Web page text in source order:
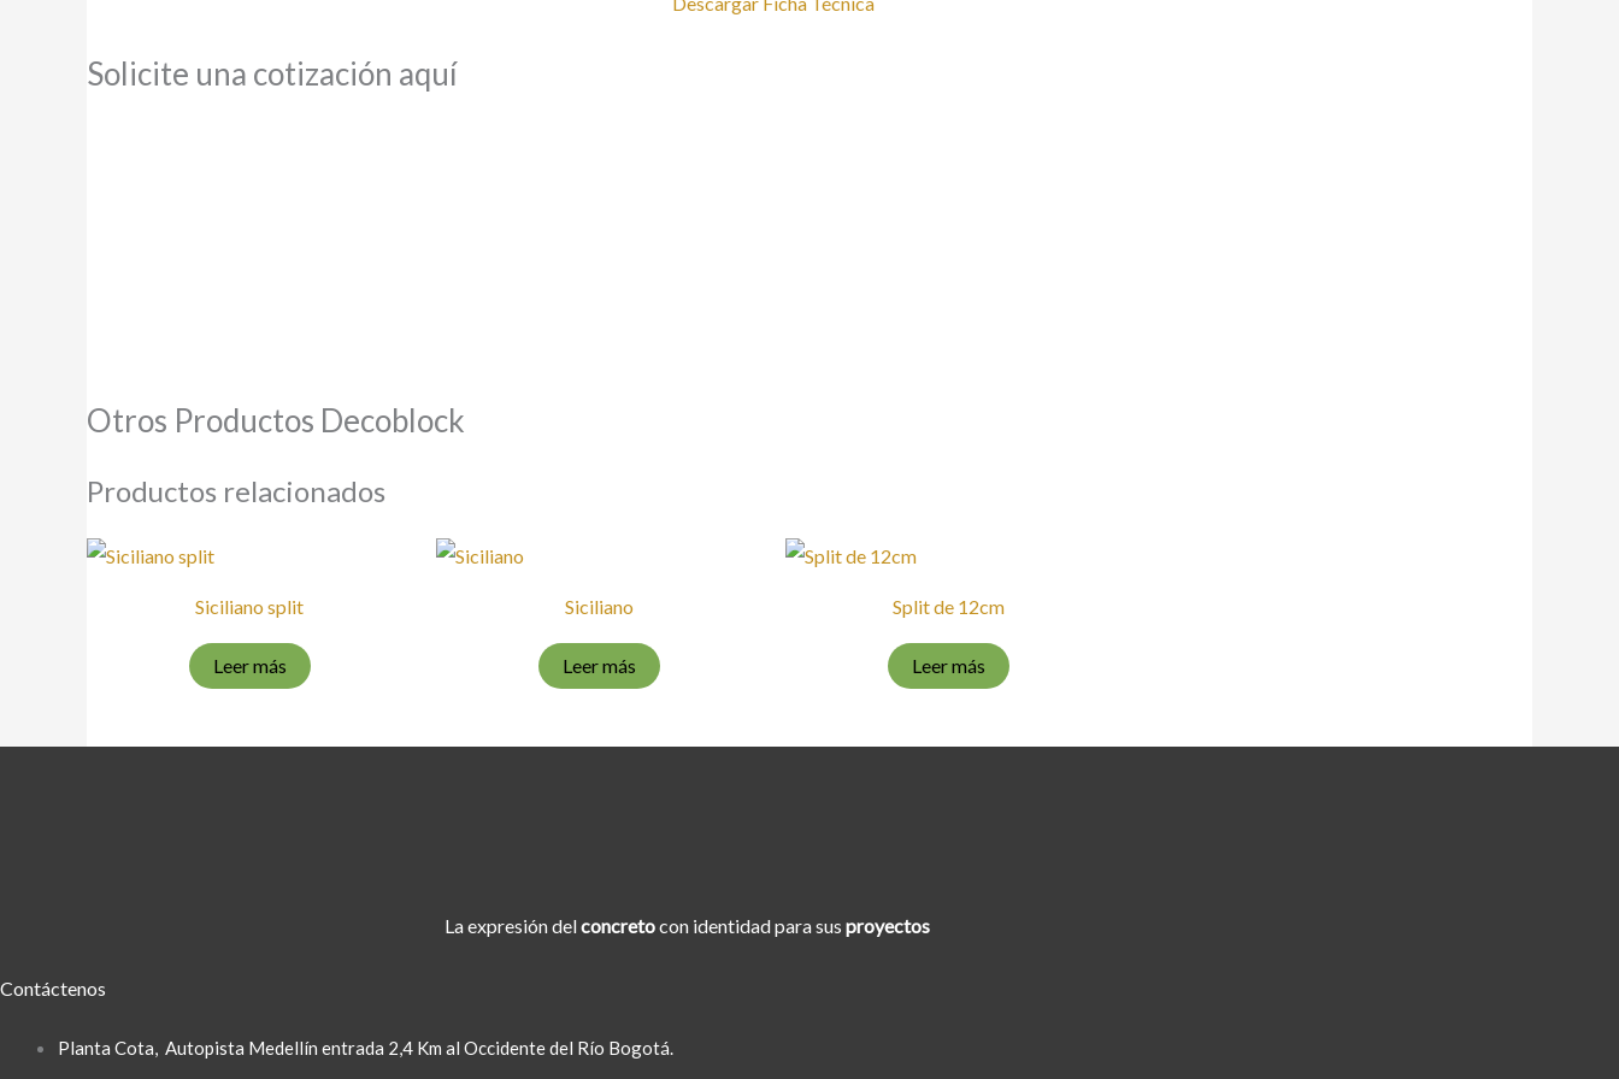
Solicite una cotización aquí
Otros Productos Decoblock
Productos relacionados
Siciliano split
Leer más
Siciliano
Leer más
Split de 12cm
Leer más
La expresión delconcretocon identidad para sus proyectos
Contáctenos
Planta Cota, Autopista Medellín entrada 2,4 Km al Occidente del Río Bogotá.